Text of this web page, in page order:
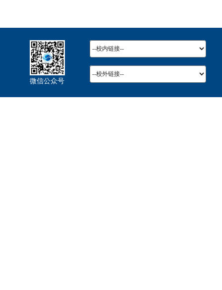
微信公众号